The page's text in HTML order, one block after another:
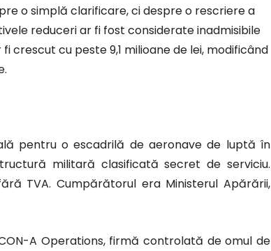
o simplă clarificare, ci despre o rescriere a
reduceri ar fi fost considerate inadmisibile
crescut cu peste 9,1 milioane de lei, modificând
pentru o escadrilă de aeronave de luptă în
militară clasificată secret de serviciu.
TVA. Cumpărătorul era Ministerul Apărării,
A Operations, firmă controlată de omul de